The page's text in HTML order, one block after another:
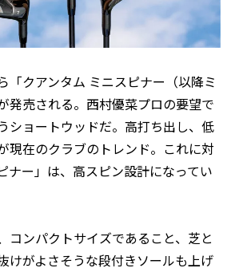
「クアンタム ミニスピナー（以降ミ
発売される。西村優菜プロの要望で
ショートウッドだ。高打ち出し、低
現在のクラブのトレンド。これに対
ナー」は、高スピン設計になってい
コンパクトサイズであること、芝と
けがよさそうな段付きソールも上げ